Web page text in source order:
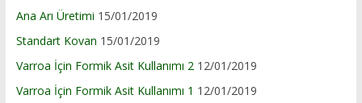
Ana Arı Üretimi 15/01/2019
Standart Kovan 15/01/2019
Varroa İçin Formik Asit Kullanımı 2 12/01/2019
Varroa İçin Formik Asit Kullanımı 1 12/01/2019